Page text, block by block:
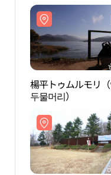
楊平トゥムルモリ
두물머리）